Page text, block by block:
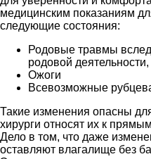
медицинским показаниям
следующие состояния:
Родовые травмы
родовой
Ожоги
Всевозможные
Такие изменения опасны
хирурги относят их к
Дело в том, что даже
оставляют влагалище без